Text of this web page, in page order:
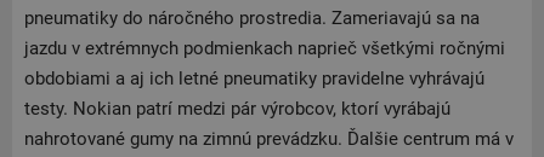
pneumatiky do náročného prostredia. Zameriavajú sa na
jazdu v extrémnych podmienkach naprieč všetkými ročnými
obdobiami a aj ich letné pneumatiky pravidelne vyhrávajú
testy. Nokian patrí medzi pár výrobcov, ktorí vyrábajú
nahrotované gumy na zimnú prevádzku. Ďalšie centrum má v